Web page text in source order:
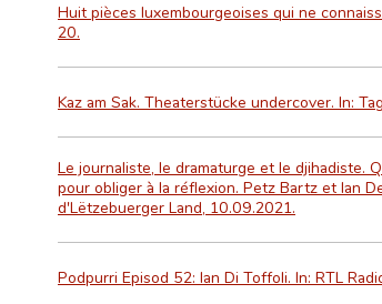
Huit pièces luxembourgeoises qui ne
20.
Kaz am Sak. Theaterstücke undercover. In:
Le journaliste, le dramaturge et le djihadiste.
pour obliger à la réflexion. Petz Bartz et Ian
d'Lëtzebuerger Land, 10.09.2021.
Podpurri Episod 52: Ian Di Toffoli. In: RTL